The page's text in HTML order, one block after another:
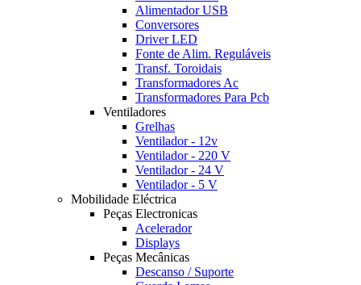
Alimentador USB
Conversores
Driver LED
Fonte de Alim. Reguláveis
Transf. Toroidais
Transformadores Ac
Transformadores Para Pcb
Ventiladores
Grelhas
Ventilador - 12v
Ventilador - 220 V
Ventilador - 24 V
Ventilador - 5 V
Mobilidade Eléctrica
Peças Electronicas
Acelerador
Displays
Peças Mecânicas
Descanso / Suporte